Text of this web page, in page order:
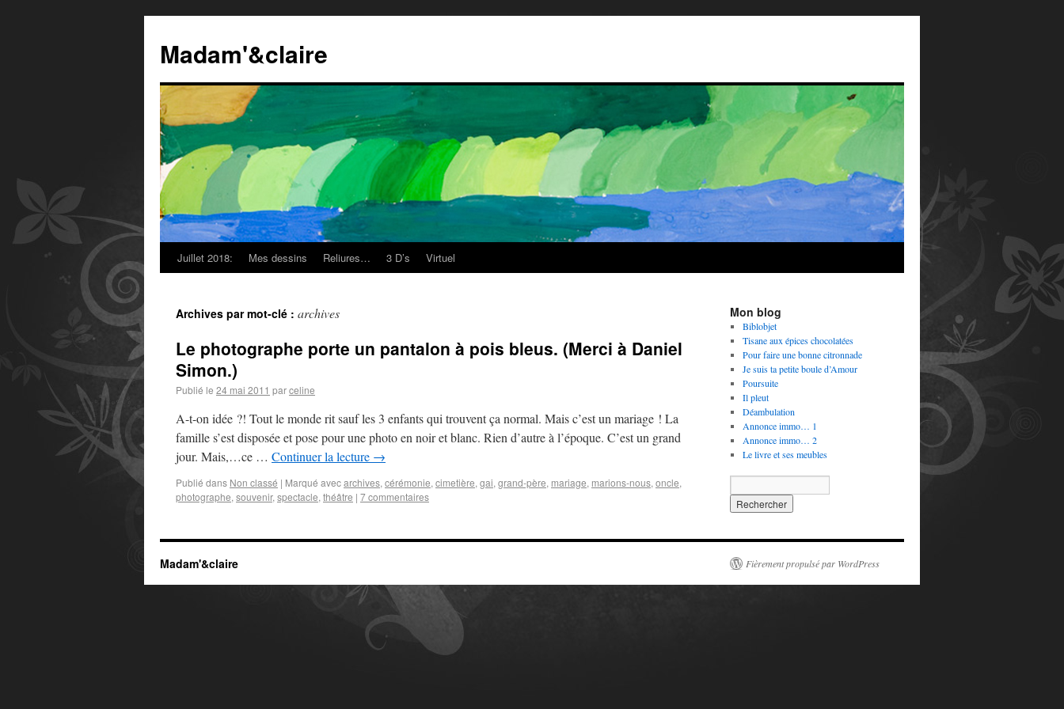
Madam'&claire
Juillet 2018: Mes dessins Reliures… 3 D’s Virtuel
Archives par mot-clé : archives
Le photographe porte un pantalon à pois bleus. (Merci à Daniel
Simon.)
Publié le 24 mai 2011 parceline
A-t-on idée ?! Tout le monde rit sauf les 3 enfants qui trouvent ça normal. Mais c’est un mariage ! La
famille s’est disposée et pose pour une photo en noir et blanc. Rien d’autre à l’époque. C’est un grand
jour. Mais,…ce … Continuer la lecture →
Publié dans Non classé | Marqué avecarchives, cérémonie, cimetière, gai, grand-père, mariage, marions-nous, oncle,
photographe, souvenir, spectacle, théâtre | 7 commentaires
Mon blog
Biblobjet
Tisane aux épices chocolatées
Pour faire une bonne citronnade
Je suis ta petite boule d’Amour
Poursuite
Il pleut
Déambulation
Annonce immo… 1
Annonce immo… 2
Le livre et ses meubles
Madam'&claire Fièrement propulsé par WordPress